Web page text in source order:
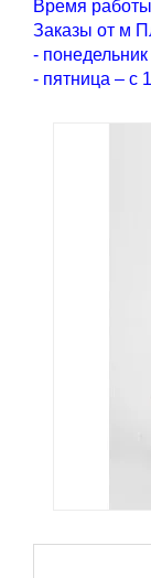
Время
Заказы от м
-
- пятница – с